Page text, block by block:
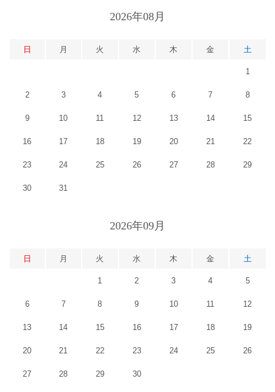
2026年08月
日 月 火 水 木 金 土
1
2 3 4 5 6 7 8
9 10 11 12 13 14 15
16 17 18 19 20 21 22
23 24 25 26 27 28 29
30 31
2026年09月
日 月 火 水 木 金 土
1 2 3 4 5
6 7 8 9 10 11 12
13 14 15 16 17 18 19
20 21 22 23 24 25 26
27 28 29 30